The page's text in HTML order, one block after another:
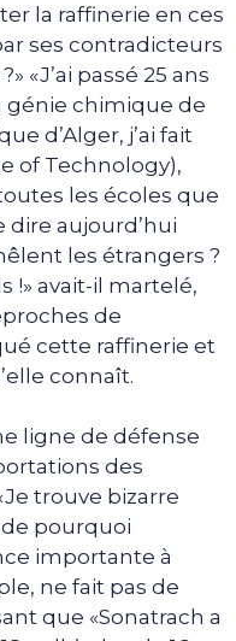
la raffinerie en ces
ses contradicteurs
«J’ai passé 25 ans
génie chimique de
d’Alger, j’ai fait
of Technology),
les écoles que
dire aujourd’hui
les étrangers ?
!» avait-il martelé,
de
cette raffinerie et
connaît.
ligne de défense
des
trouve bizarre
pourquoi
importante à
ne fait pas de
que «Sonatrach a